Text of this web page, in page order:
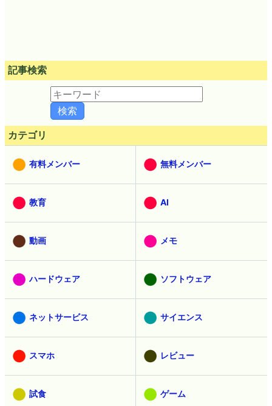
記事検索
カテゴリ
有料メンバー 無料メンバー
教育 AI
動画 メモ
ハードウェア ソフトウェア
ネットサービス サイエンス
スマホ レビュー
試食 ゲーム